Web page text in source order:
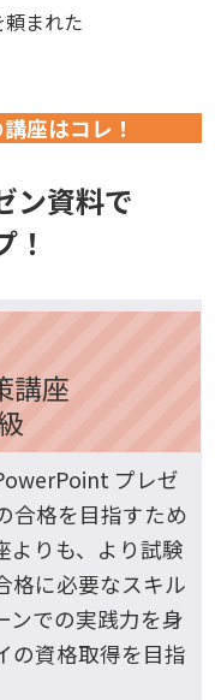
まれた
座はコレ！
ン資料で
！
講座
プレゼ
合格を目指すため
よりも、より試験
格に必要なスキル
ンでの実践力を身
の資格取得を目指